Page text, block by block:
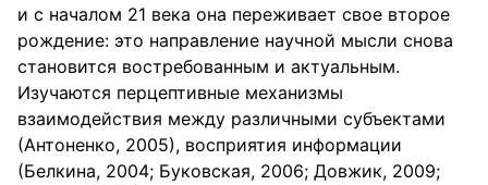
и с началом 21 века она переживает свое второе
рождение: это направление научной мысли снова
становится востребованным и актуальным.
Изучаются перцептивные механизмы
взаимодействия между различными субъектами
(Антоненко, 2005), восприятия информации
(Белкина, 2004; Буковская, 2006; Довжик, 2009;